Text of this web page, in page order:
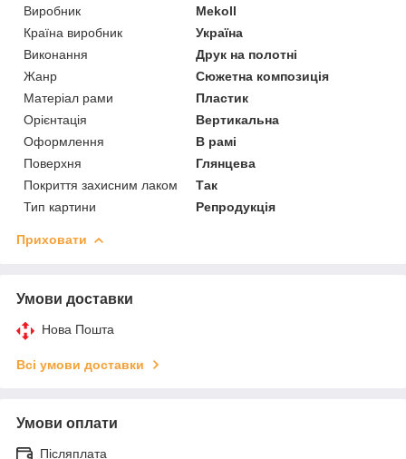
Виробник
Mekoll
Країна виробник
Україна
Виконання
Друк на полотні
Жанр
Сюжетна композиція
Матеріал рами
Пластик
Орієнтація
Вертикальна
Оформлення
В рамі
Поверхня
Глянцева
Покриття захисним лаком
Так
Тип картини
Репродукція
Приховати
Умови доставки
Нова Пошта
Всі умови доставки
Умови оплати
Післяплата